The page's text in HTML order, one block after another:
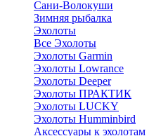
Сани-Волокуши
Зимняя рыбалка
Эхолоты
Все Эхолоты
Эхолоты Garmin
Эхолоты Lowrance
Эхолоты Deeper
Эхолоты ПРАКТИК
Эхолоты LUCKY
Эхолоты Humminbird
Аксессуары к эхолотам